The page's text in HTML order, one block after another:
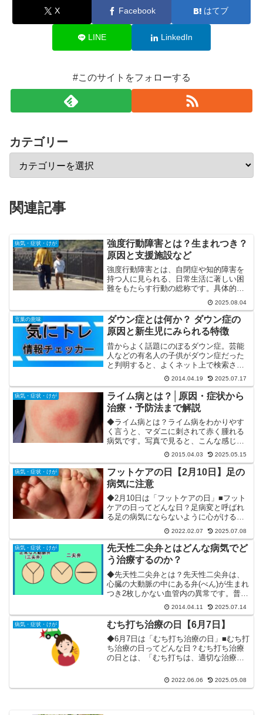
X Facebook はてブ
LINE LinkedIn
#このサイトをフォローする
カテゴリー
関連記事
病気・症状・けが
強度行動障害とは？生まれつき？
原因と支援施設など
強度行動障害とは、自閉症や知的障害を
持つ人に見られる、日常生活に著しい困
難をもたらす行動の総称です。具体的に
は、以下のような行動を突発的かつ頻繁
に行います。 自傷行為（自分の頭を壁に
打ち付ける、体を叩くなど） 他害行為
（他人を叩く、噛みつく...
2025.08.04
言葉の意味
ダウン症とは何か？ ダウン症の
原因と新生児にみられる特徴
昔からよく話題にのぼるダウン症。芸能
人などの有名人の子供がダウン症だった
と判明すると、よくネット上で検索され
ますね。そういう時は、トレンド検索の
キーワードで急上昇したりします。だか
らこそ、気になったりするのも事実。そ
もそも、ダウン症とは何な...
2014.04.19 2025.07.17
病気・症状・けが
ライム病とは？│原因・症状から
治療・予防法まで解説
◆ライム病とは？ライム病をわかりやす
く言うと、マダニに刺されて赤く腫れる
病気です。写真で見ると、こんな感じで
す。↓しかし、重症化すると、ただ腫れる
だけじゃなく、もっとヒドイことになり
ます。今回は、恐るべきライム病につい
て、原因・症状から治療...
2015.04.03 2025.05.15
病気・症状・けが
フットケアの日【2月10日】足の
病気に注意
◆2月10日は「フットケアの日」■フット
ケアの日ってどんな日？足病変と呼ばれ
る足の病気にならないように心がける日
です。足病変とは、糖尿病や末梢動脈疾
患などが原因で、足の先まで血液が回り
にくくなる病気です。それゆえに、足の
冷感、痺れ、肌が青白...
2022.02.07 2025.07.08
病気・症状・けが
先天性二尖弁とはどんな病気でど
う治療するのか？
◆先天性二尖弁とは？先天性二尖弁は、
心臓の大動脈の中にある弁(べん)が生まれ
つき2枚しかない血管内の異常です。普
通、心臓の大動脈内にある弁は、下の図
のように、通常は3枚あります。しかし、
先天性二尖弁の人は、この弁が2枚しかな
いのです。弁が2...
2014.04.11 2025.07.14
病気・症状・けが むち打ち治療の日【6月7日】
◆6月7日は「むち打ち治療の日」■むち打
ち治療の日ってどんな日？むち打ち治療
の日とは、「むち打ちは、適切な治療を
あきらめずに治療しましょうという呼び
2022.06.06 2025.05.08